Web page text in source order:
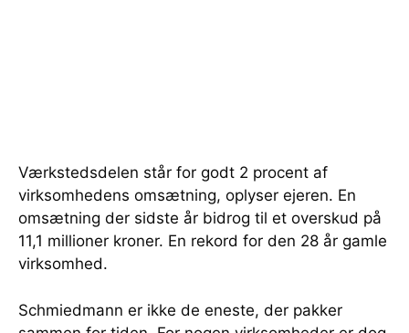
Værkstedsdelen står for godt 2 procent af
virksomhedens omsætning, oplyser ejeren. En
omsætning der sidste år bidrog til et overskud på
11,1 millioner kroner. En rekord for den 28 år gamle
virksomhed.
Schmiedmann er ikke de eneste, der pakker